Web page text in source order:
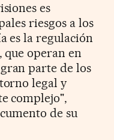
es
riesgos a los
es la regulación
que operan en
parte de los
legal y
complejo",
de su